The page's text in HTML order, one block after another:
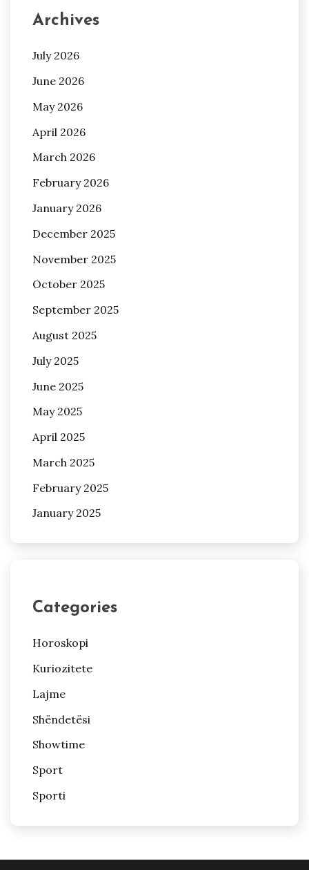
Archives
July 2026
June 2026
May 2026
April 2026
March 2026
February 2026
January 2026
December 2025
November 2025
October 2025
September 2025
August 2025
July 2025
June 2025
May 2025
April 2025
March 2025
February 2025
January 2025
Categories
Horoskopi
Kuriozitete
Lajme
Shëndetësi
Showtime
Sport
Sporti